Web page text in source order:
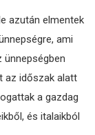
azután elmentek
ami
ünnepségben
az időszak alatt
a gazdag
és italaikból